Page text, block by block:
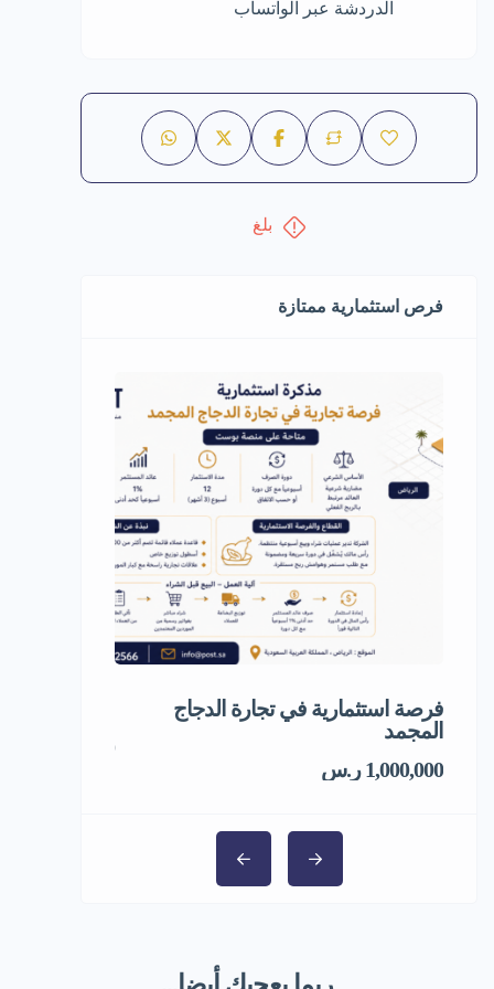
الدردشة عبر الواتساب
بلغ
فرص استثمارية ممتازة
فرصة استثمارية في تجارة الدجاج
المجمد
1,000,000 ر.س